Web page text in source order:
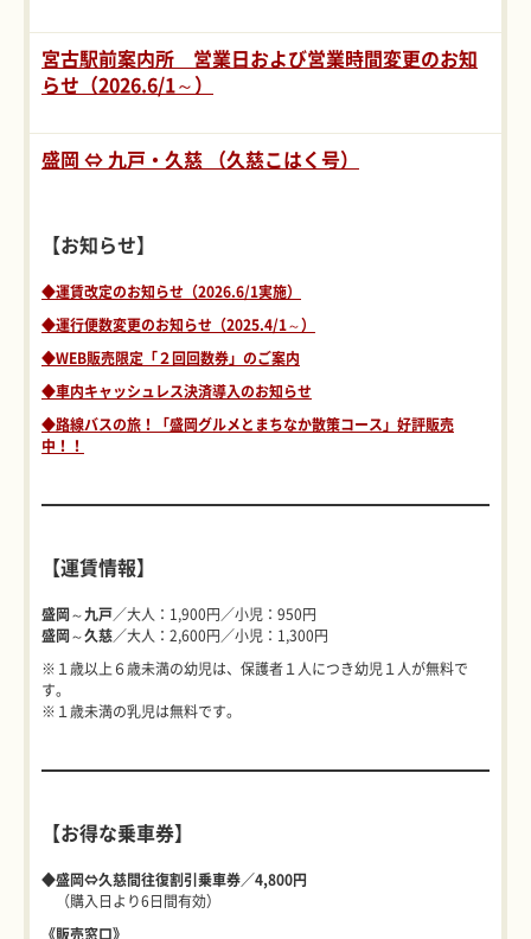
宮古駅前案内所 営業日および営業時間変更のお知
らせ（2026.6/1～）
盛岡 ⇔ 九戸・久慈 （久慈こはく号）
【お知らせ】
◆運賃改定のお知らせ（2026.6/1実施）
◆運行便数変更のお知らせ（2025.4/1～）
◆WEB販売限定「２回回数券」のご案内
◆車内キャッシュレス決済導入のお知らせ
◆路線バスの旅！「盛岡グルメとまちなか散策コース」好評販売
中！！
【運賃情報】
盛岡～九戸／大人：1,900円／小児：950円
盛岡～久慈／大人：2,600円／小児：1,300円
※１歳以上６歳未満の幼児は、保護者１人につき幼児１人が無料で
す。
※１歳未満の乳児は無料です。
【お得な乗車券】
◆盛岡⇔久慈間往復割引乗車券／4,800円
（購入日より6日間有効）
《販売窓口》